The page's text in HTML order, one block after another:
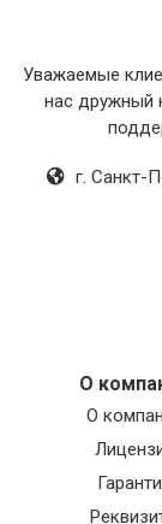
Уважаемые
нас дружный
г. Санкт-
О
О